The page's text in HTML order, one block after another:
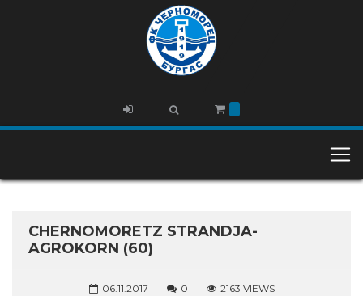
CHERNOMORETZ STRANDJA-
AGROKORN (60)
06.11.2017 0 2163 VIEWS